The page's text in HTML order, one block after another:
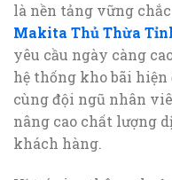
là nền tảng vững
Makita Thủ Thừa
yêu cầu ngày càng
hệ thống kho bãi
cùng đội ngũ nhân
nâng cao chất lượng
khách hàng.